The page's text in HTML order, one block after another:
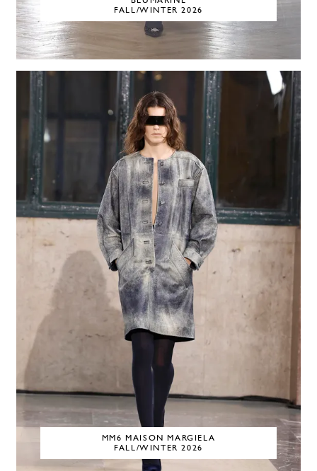
FALL/WINTER 2026
MM6 MAISON MARGIELA
FALL/WINTER 2026